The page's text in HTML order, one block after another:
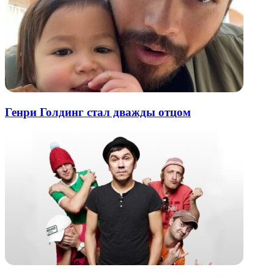
Генри Голдинг стал дважды отцом